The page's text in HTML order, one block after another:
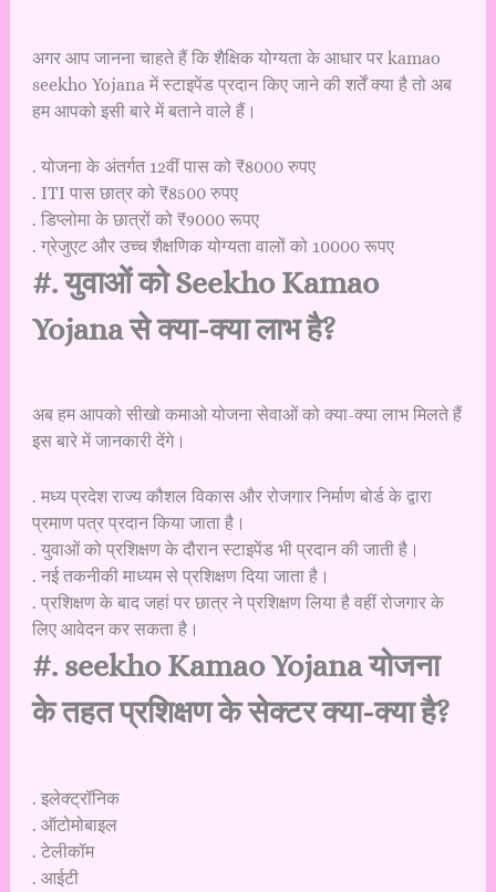
अगर आप जानना चाहते हैं कि शैक्षिक योग्यता के आधार पर kamao
seekho Yojana में स्टाइपेंड प्रदान किए जाने की शर्तें क्या है तो अब
हम आपको इसी बारे में बताने वाले हैं।
. योजना के अंतर्गत 12वीं पास को ₹8000 रुपए
. ITI पास छात्र को ₹8500 रुपए
. डिप्लोमा के छात्रों को ₹9000 रूपए
. ग्रेजुएट और उच्च शैक्षणिक योग्यता वालों को 10000 रूपए
#. युवाओं को Seekho Kamao
Yojana से क्या-क्या लाभ है?
अब हम आपको सीखो कमाओ योजना सेवाओं को क्या-क्या लाभ मिलते हैं
इस बारे में जानकारी देंगे।
. मध्य प्रदेश राज्य कौशल विकास और रोजगार निर्माण बोर्ड के द्वारा
प्रमाण पत्र प्रदान किया जाता है।
. युवाओं को प्रशिक्षण के दौरान स्टाइपेंड भी प्रदान की जाती है।
. नई तकनीकी माध्यम से प्रशिक्षण दिया जाता है।
. प्रशिक्षण के बाद जहां पर छात्र ने प्रशिक्षण लिया है वहीं रोजगार के
लिए आवेदन कर सकता है।
#. seekho Kamao Yojana योजना
के तहत प्रशिक्षण के सेक्टर क्या-क्या है?
. इलेक्ट्रॉनिक
. ऑटोमोबाइल
. टेलीकॉम
. आईटी